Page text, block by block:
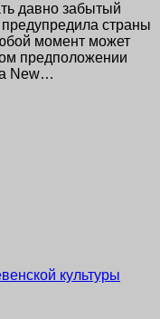
давно забытый
страны
момент может
предположении
New…
культуры